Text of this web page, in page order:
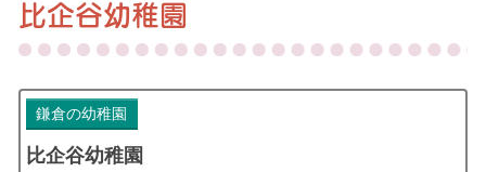
比企谷幼稚園
鎌倉の幼稚園
比企谷幼稚園